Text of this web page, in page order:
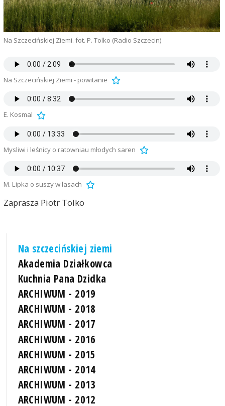
Na Szczecińskiej Ziemi. fot. P. Tolko (Radio Szczecin)
Na Szczecińskiej Ziemi - powitanie
E. Kosmal
Mysliwi i leśnicy o ratowniau młodych saren
M. Lipka o suszy w lasach
Zaprasza Piotr Tolko
Na szczecińskiej ziemi
Akademia Działkowca
Kuchnia Pana Dzidka
ARCHIWUM - 2019
ARCHIWUM - 2018
ARCHIWUM - 2017
ARCHIWUM - 2016
ARCHIWUM - 2015
ARCHIWUM - 2014
ARCHIWUM - 2013
ARCHIWUM - 2012